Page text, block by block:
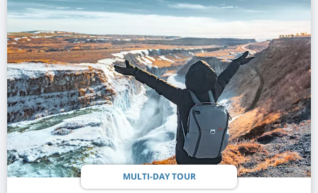
MULTI-DAY TOUR